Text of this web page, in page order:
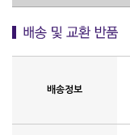
배송정보